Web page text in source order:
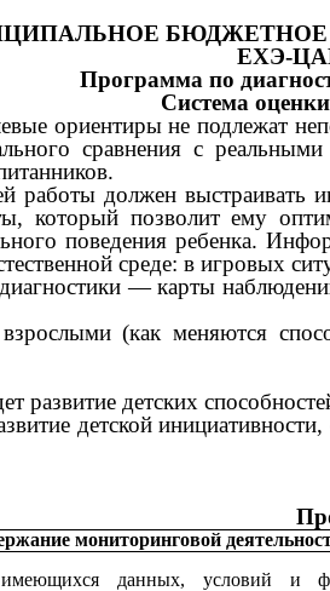
БЮДЖЕТНОЕ
ЕХЭ-
Программа по
Система
ориентиры не подлежат
сравнения с
работы должен выстраивать
который позволит ему
поведения ребенка.
среде: в игровых
— карты
(как меняются
развитие детских
детской
мониторинговой
данных, условий и